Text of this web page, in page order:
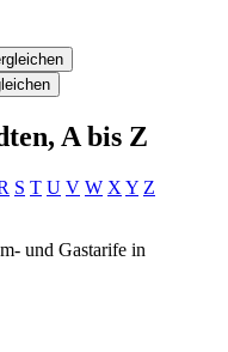
A bis Z
S T U V W X Y Z
und Gastarife in